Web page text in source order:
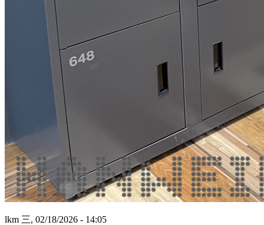
lkm 三, 02/18/2026 - 14:05